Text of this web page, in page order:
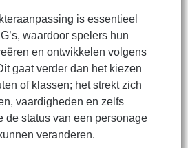
is essentieel
waardoor spelers hun
en ontwikkelen volgens
gaat verder dan het kiezen
of klassen; het strekt zich
vaardigheden en zelfs
de status van een personage
veranderen.